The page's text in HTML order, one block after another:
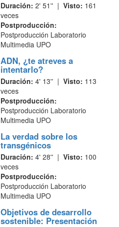
Duración: 2' 51'' | Visto: 161
veces
Postproducción:
Postproducción Laboratorio
Multimedia UPO
ADN, ¿te atreves a
intentarlo?
Duración: 4' 13'' | Visto: 113
veces
Postproducción:
Postproducción Laboratorio
Multimedia UPO
La verdad sobre los
transgénicos
Duración: 4' 28'' | Visto: 100
veces
Postproducción:
Postproducción Laboratorio
Multimedia UPO
Objetivos de desarrollo
sostenible: Presentación